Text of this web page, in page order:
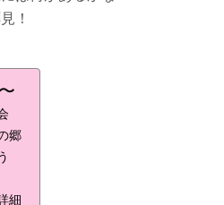
！
郷
細